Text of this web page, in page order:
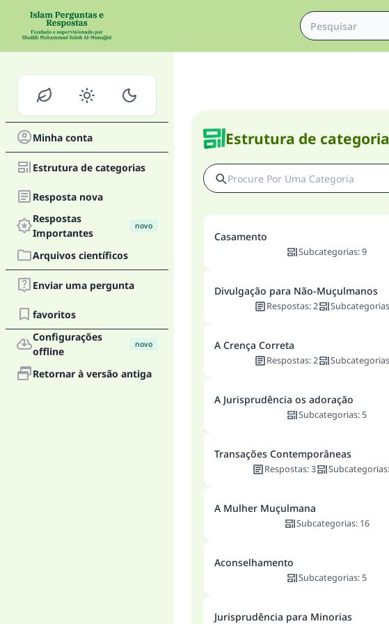
Minha conta
Estrutura de categorias
Resposta nova
Respostas
Importantes
novo
Arquivos científicos
Enviar uma pergunta
favoritos
Configurações
offline
novo
Retornar à versão antiga
Estrutura de
Casamento
Subcategorias:9
Divulgação para Não-Muçulmanos
Respostas:2 Subcategorias
A Crença Correta
Respostas:2 Subcategorias
A Jurisprudência os adoração
Subcategorias:5
Transações Contemporâneas
Respostas:3 Subcategorias:
A Mulher Muçulmana
Subcategorias: 16
Aconselhamento
Subcategorias:5
Jurisprudência para Minorias